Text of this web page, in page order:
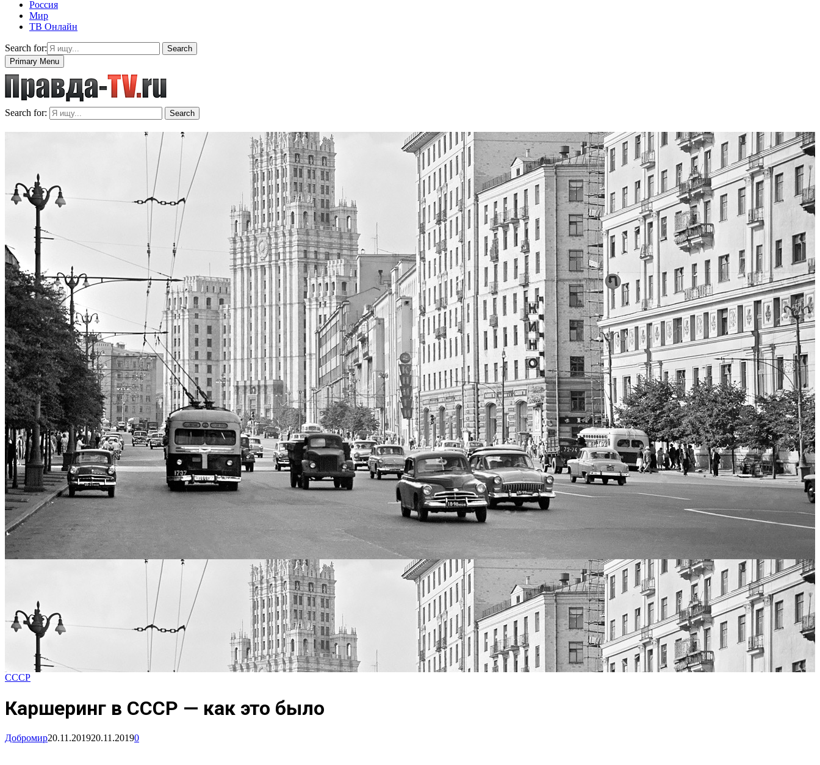
Россия
Мир
ТВ Онлайн
Search for:
Search
Primary Menu
Search for: Search
СССР
Каршеринг в СССР — как это было
Добромир20.11.201920.11.20190